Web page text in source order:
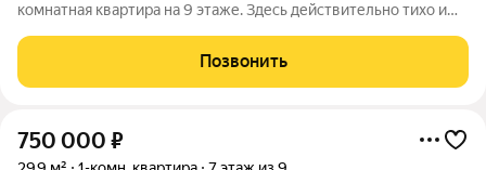
комнатная квартира на 9 этаже. Здесь действительно тихо и
смотрит на уютный зеленый двор, другая на городской
пейзаж. Комнаты абсолютно
Позвонить
750 000 ₽